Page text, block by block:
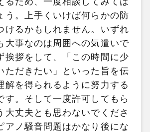
う。上手くいけば何らかの防
けるかもしれません。いずれ
大事なのは周囲への気遣いで
挨拶をして、「この時間に少
ただきたい」といった旨を伝
解を得られるように努力する
す。そして一度許可してもら
大丈夫とも思わないでくださ
アノ騒音問題はかなり後にな